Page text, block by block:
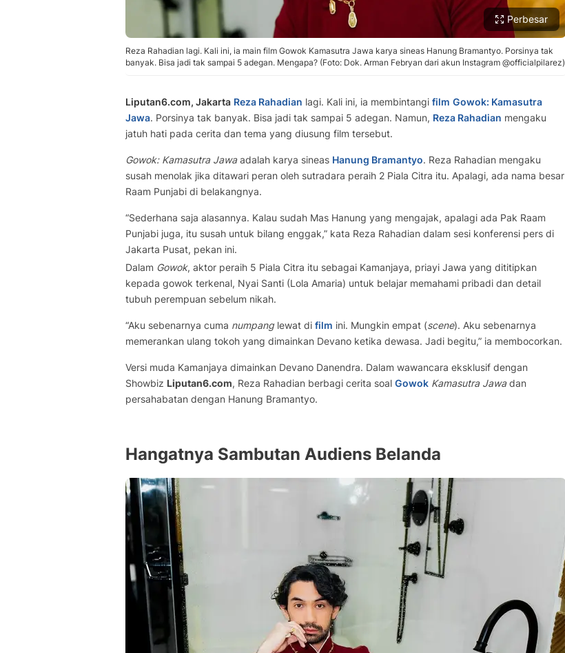
Perbesar
Reza Rahadian lagi. Kali ini, ia main film Gowok Kamasutra Jawa karya sineas Hanung Bramantyo. Porsinya tak
banyak. Bisa jadi tak sampai 5 adegan. Mengapa? (Foto: Dok. Arman Febryan dari akun Instagram @officialpilarez)
Liputan6.com, Jakarta Reza Rahadian lagi. Kali ini, ia membintangi film Gowok: Kamasutra
Jawa. Porsinya tak banyak. Bisa jadi tak sampai 5 adegan. Namun, Reza Rahadian mengaku
jatuh hati pada cerita dan tema yang diusung film tersebut.
Gowok: Kamasutra Jawaadalah karya sineas Hanung Bramantyo. Reza Rahadian mengaku
susah menolak jika ditawari peran oleh sutradara peraih 2 Piala Citra itu. Apalagi, ada nama besar
Raam Punjabi di belakangnya.
“Sederhana saja alasannya. Kalau sudah Mas Hanung yang mengajak, apalagi ada Pak Raam
Punjabi juga, itu susah untuk bilang enggak,” kata Reza Rahadian dalam sesi konferensi pers di
Jakarta Pusat, pekan ini.
Dalam Gowok, aktor peraih 5 Piala Citra itu sebagai Kamanjaya, priayi Jawa yang dititipkan
kepada gowok terkenal, Nyai Santi (Lola Amaria) untuk belajar memahami pribadi dan detail
tubuh perempuan sebelum nikah.
“Aku sebenarnya cuma numpanglewat di film ini. Mungkin empat (scene). Aku sebenarnya
memerankan ulang tokoh yang dimainkan Devano ketika dewasa. Jadi begitu,” ia membocorkan.
Versi muda Kamanjaya dimainkan Devano Danendra. Dalam wawancara eksklusif dengan
Showbiz Liputan6.com, Reza Rahadian berbagi cerita soal Gowok Kamasutra Jawadan
persahabatan dengan Hanung Bramantyo.
Hangatnya Sambutan Audiens Belanda